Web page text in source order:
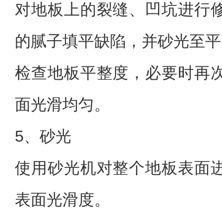
对地板上的裂缝、凹坑进行
的腻子填平缺陷，并砂光至
检查地板平整度，必要时再
面光滑均匀。
5、砂光
使用砂光机对整个地板表面
表面光滑度。